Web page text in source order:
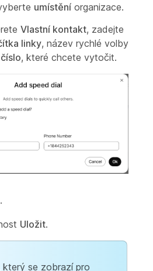
umístění organizace.
Vlastní kontakt, zadejte
linky, název rychlé volby
, které chcete vytočit.
.
Uložit.
který se zobrazí pro